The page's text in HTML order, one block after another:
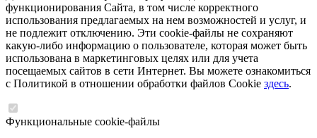
функционирования Сайта, в том числе корректного
использования предлагаемых на нем возможностей и услуг, и
не подлежит отключению. Эти cookie-файлы не сохраняют
какую-либо информацию о пользователе, которая может быть
использована в маркетинговых целях или для учета
посещаемых сайтов в сети Интернет. Вы можете ознакомиться
с Политикой в отношении обработки файлов Cookie здесь.
Функциональные cookie-файлы